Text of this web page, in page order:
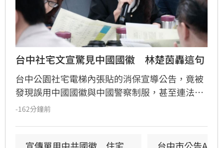
台中社宅文宣驚見中國國徽　林楚茵轟這句
台中公園社宅電梯內張貼的消保宣導公告，竟被
發現誤用中國國徽與中國警察制服，甚至連法律
條文與申訴流程都出現嚴重錯誤。台中市都發局
-162分鐘前